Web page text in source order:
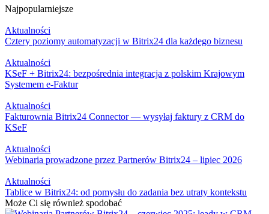
Najpopularniejsze
Aktualności
Cztery poziomy automatyzacji w Bitrix24 dla każdego biznesu
Aktualności
KSeF + Bitrix24: bezpośrednia integracja z polskim Krajowym
Systemem e-Faktur
Aktualności
Fakturownia Bitrix24 Connector — wysyłaj faktury z CRM do
KSeF
Aktualności
Webinaria prowadzone przez Partnerów Bitrix24 – lipiec 2026
Aktualności
Tablice w Bitrix24: od pomysłu do zadania bez utraty kontekstu
Może Ci się również spodobać